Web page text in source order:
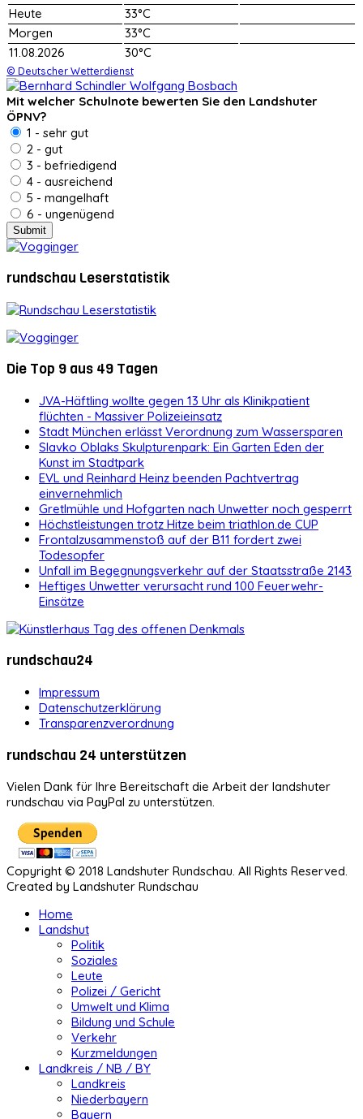
Heute
33°C
Morgen
33°C
11.08.2026
30°C
© Deutscher Wetterdienst
Mit welcher Schulnote bewerten Sie den Landshuter
ÖPNV?
1 - sehr gut
2 - gut
3 - befriedigend
4 - ausreichend
5 - mangelhaft
6 - ungenügend
rundschau Leserstatistik
Die Top 9 aus 49 Tagen
JVA-Häftling wollte gegen 13 Uhr als Klinikpatient
flüchten - Massiver Polizeieinsatz
Stadt München erlässt Verordnung zum Wassersparen
Slavko Oblaks Skulpturenpark: Ein Garten Eden der
Kunst im Stadtpark
EVL und Reinhard Heinz beenden Pachtvertrag
einvernehmlich
Gretlmühle und Hofgarten nach Unwetter noch gesperrt
Höchstleistungen trotz Hitze beim triathlon.de CUP
Frontalzusammenstoß auf der B11 fordert zwei
Todesopfer
Unfall im Begegnungsverkehr auf der Staatsstraße 2143
Heftiges Unwetter verursacht rund 100 Feuerwehr-
Einsätze
rundschau24
Impressum
Datenschutzerklärung
Transparenzverordnung
rundschau 24 unterstützen
Vielen Dank für Ihre Bereitschaft die Arbeit der landshuter
rundschau via PayPal zu unterstützen.
Copyright © 2018 Landshuter Rundschau. All Rights Reserved.
Created by Landshuter Rundschau
Home
Landshut
Politik
Soziales
Leute
Polizei / Gericht
Umwelt und Klima
Bildung und Schule
Verkehr
Kurzmeldungen
Landkreis / NB / BY
Landkreis
Niederbayern
Bayern